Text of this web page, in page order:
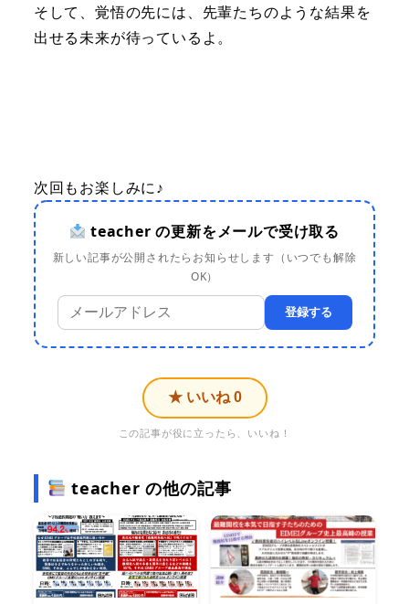
そして、覚悟の先には、先輩たちのような結果を
出せる未来が待っているよ。
次回もお楽しみに♪
teacher の更新をメールで受け取る
新しい記事が公開されたらお知らせします（いつでも解除
OK）
登録する
★ いいね 0
この記事が役に立ったら、いいね！
teacher の他の記事